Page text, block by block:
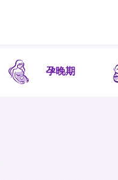
孕晚期